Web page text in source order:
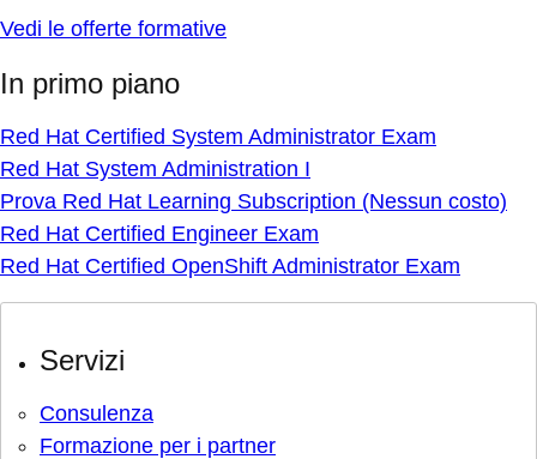
Vedi le offerte formative
In primo piano
Red Hat Certified System Administrator Exam
Red Hat System Administration I
Prova Red Hat Learning Subscription (Nessun costo)
Red Hat Certified Engineer Exam
Red Hat Certified OpenShift Administrator Exam
Servizi
Consulenza
Formazione per i partner